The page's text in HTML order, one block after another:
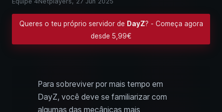
Queres o teu próprio servidor de DayZ? - Começa agora
desde 5,99€
Para sobreviver por mais tempo em
DayZ, você deve se familiarizar com
algumas das mecânicas mais